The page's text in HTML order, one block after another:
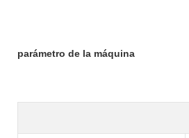
parámetro de la máquina